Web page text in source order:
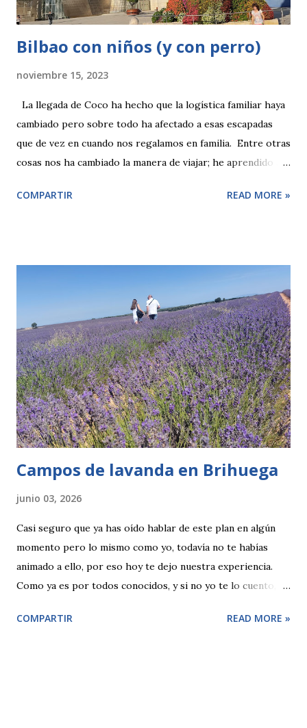
ruta...
Bilbao con niños (y con perro)
noviembre 15, 2023
La llegada de Coco ha hecho que la logística familiar haya
cambiado pero sobre todo ha afectado a esas escapadas
que de vez en cuando nos regalamos en familia. Entre otras
cosas nos ha cambiado la manera de viajar; he aprendido a
tampoco pasa nada. Es una buena excusa para volver y si
COMPARTIR READ MORE »
Campos de lavanda en Brihuega
junio 03, 2026
Casi seguro que ya has oído hablar de este plan en algún
momento pero lo mismo como yo, todavía no te habías
animado a ello, por eso hoy te dejo nuestra experiencia.
Como ya es por todos conocidos, y si no yo te lo cuento, en
julio se produce la floración de la lavanda y el pueblo se
COMPARTIR READ MORE »